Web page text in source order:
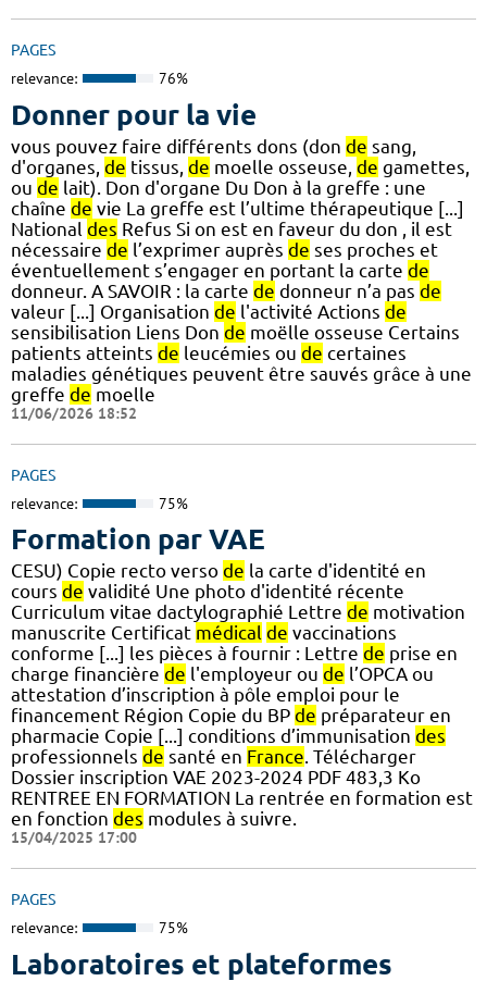
PAGES
relevance: 76%
Donner pour la vie
vous pouvez faire différents dons (don de sang,
d'organes, de tissus, de moelle osseuse, de gamettes,
ou de lait). Don d'organe Du Don à la greffe : une
chaîne de vie La greffe est l’ultime thérapeutique [...]
National des Refus Si on est en faveur du don , il est
nécessaire de l’exprimer auprès de ses proches et
éventuellement s’engager en portant la carte de
donneur. A SAVOIR : la carte de donneur n’a pas de
valeur [...] Organisation de l'activité Actions de
sensibilisation Liens Don de moëlle osseuse Certains
patients atteints de leucémies ou de certaines
maladies génétiques peuvent être sauvés grâce à une
greffe de moelle
11/06/2026 18:52
PAGES
relevance: 75%
Formation par VAE
CESU) Copie recto verso de la carte d'identité en
cours de validité Une photo d'identité récente
Curriculum vitae dactylographié Lettre de motivation
manuscrite Certificat médical de vaccinations
conforme [...] les pièces à fournir : Lettre de prise en
charge financière de l'employeur ou de l’OPCA ou
attestation d’inscription à pôle emploi pour le
financement Région Copie du BP de préparateur en
pharmacie Copie [...] conditions d’immunisation des
professionnels de santé en France. Télécharger
Dossier inscription VAE 2023-2024 PDF 483,3 Ko
RENTREE EN FORMATION La rentrée en formation est
en fonction des modules à suivre.
15/04/2025 17:00
PAGES
relevance: 75%
Laboratoires et plateformes